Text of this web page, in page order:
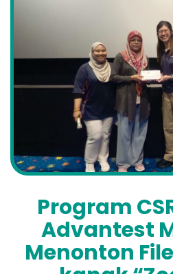
Program
Advantest
Menonton